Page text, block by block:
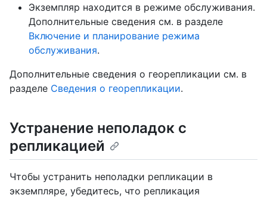
Экземпляр находится в режиме обслуживания.
Дополнительные сведения см. в разделе
Включение и планирование режима
обслуживания.
Дополнительные сведения о георепликации см. в
разделе Сведения о георепликации.
Устранение неполадок с
репликацией
Чтобы устранить неполадки репликации в
экземпляре, убедитесь, что репликация